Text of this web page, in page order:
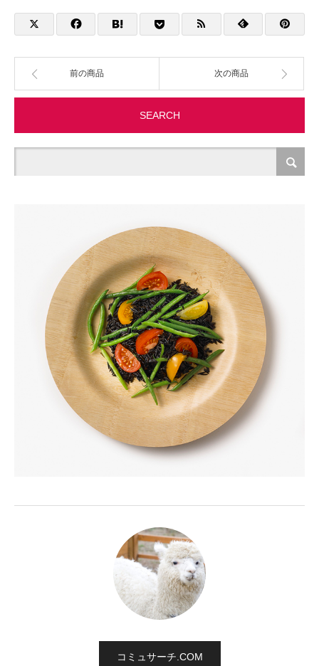
前の商品 次の商品
SEARCH
コミュサーチ.COM
物流・運送
事務